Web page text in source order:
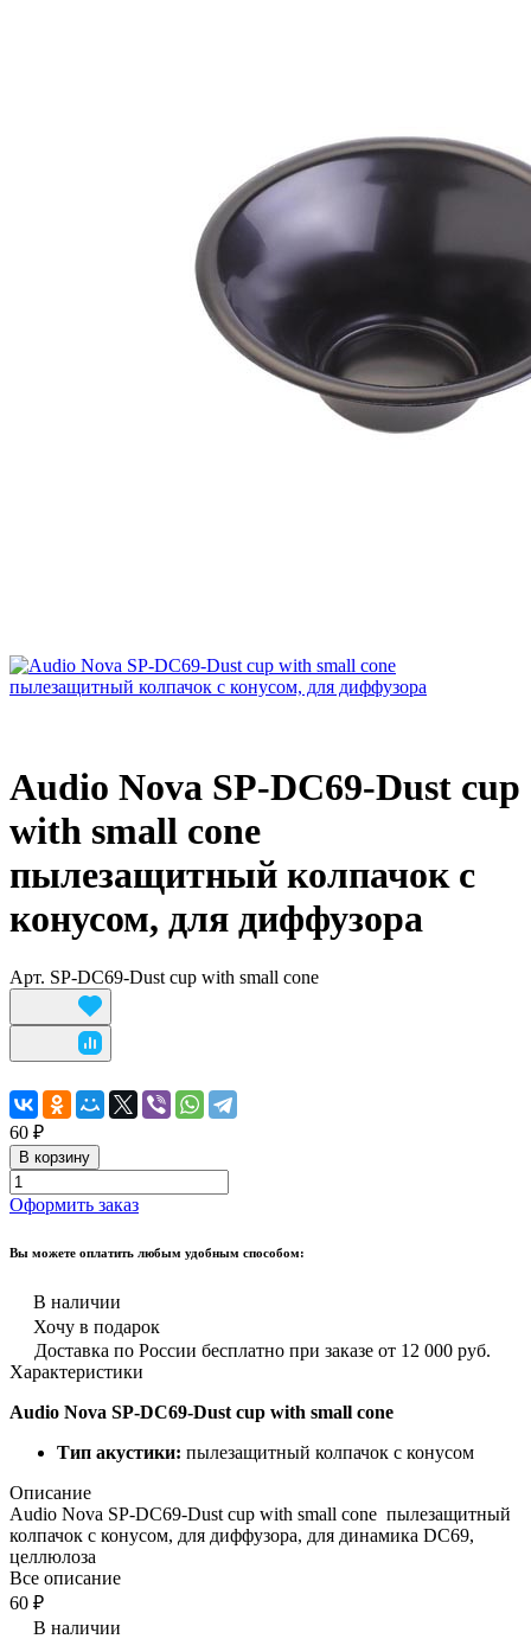
Audio Nova SP-DC69-Dust cup
with small cone
пылезащитный колпачок с
конусом, для диффузора
Арт. SP-DC69-Dust cup with small cone
60 ₽
В корзину
Оформить заказ
Вы можете оплатить любым удобным способом:
В наличии
Хочу в подарок
Доставка по России бесплатно при заказе от 12 000 руб.
Характеристики
Audio Nova SP-DC69-Dust cup with small cone
Тип акустики: пылезащитный колпачок с конусом
Описание
Audio Nova SP-DC69-Dust cup with small cone пылезащитный
колпачок с конусом, для диффузора, для динамика DC69,
целлюлоза
Все описание
60 ₽
В наличии